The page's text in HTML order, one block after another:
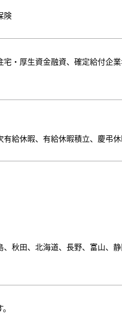
険
・厚⽣資⾦融資、確定給付企
給休暇、有給休暇積立、慶弔
秋田、北海道、長野、富山、